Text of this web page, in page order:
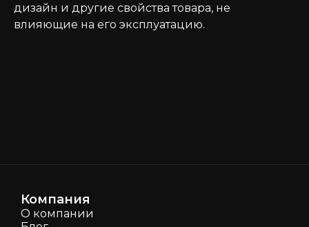
дизайн и другие свойства товара, не
влияющие на его эксплуатацию.
Компания
О компании